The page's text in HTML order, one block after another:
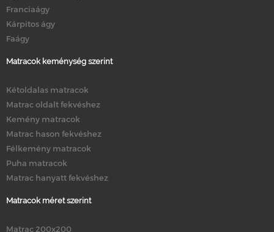
Franciaágy
Kárpitos ágy
Faágy
Matracok keménység szerint
Kétoldalas matracok
Matrac oldalt fekvéshez
Kemény matracok
Matrac hason fekvéshez
Félkemény matracok
Puha matracok
Matrac hanyatt fekvéshez
Matracok méret szerint
Matrac 200x200